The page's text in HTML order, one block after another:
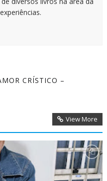
CRÍSTICO –
View More